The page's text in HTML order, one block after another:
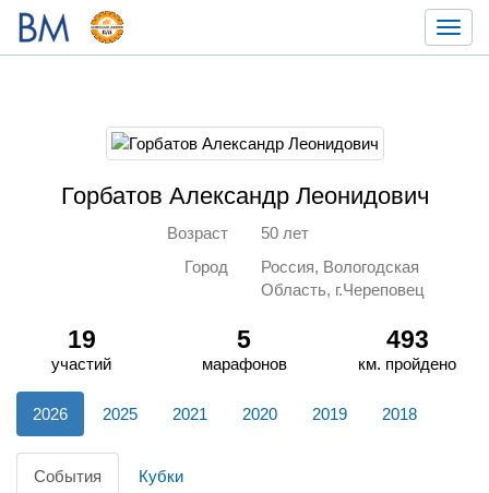
Горбатов Александр Леонидович
Возраст
50 лет
Город
Россия, Вологодская
Область, г.Череповец
19
участий
5
марафонов
493
км. пройдено
2026 2025 2021 2020 2019 2018
События Кубки